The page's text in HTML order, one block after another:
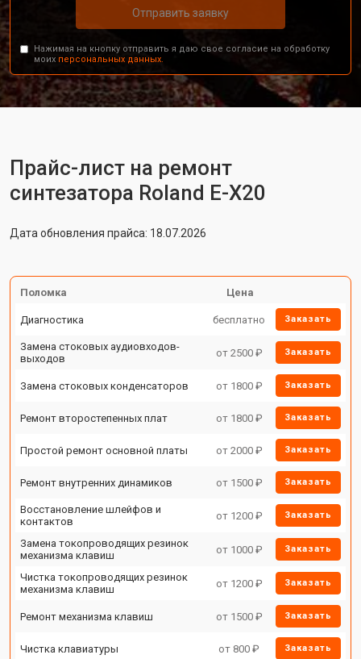
Отправить заявку
Нажимая на кнопку отправить я даю свое согласие на обработку
моих персональных данных.
Прайс-лист на ремонт
синтезатора Roland E-X20
Дата обновления прайса: 18.07.2026
Поломка Цена
Диагностика бесплатно Заказать
Замена стоковых аудиовходов-
выходов
от 2500 ₽ Заказать
Замена стоковых конденсаторов от 1800 ₽ Заказать
Ремонт второстепенных плат от 1800 ₽ Заказать
Простой ремонт основной платы от 2000 ₽ Заказать
Ремонт внутренних динамиков от 1500 ₽ Заказать
Восстановление шлейфов и
контактов
от 1200 ₽ Заказать
Замена токопроводящих резинок
механизма клавиш
от 1000 ₽ Заказать
Чистка токопроводящих резинок
механизма клавиш
от 1200 ₽ Заказать
Ремонт механизма клавиш от 1500 ₽ Заказать
Чистка клавиатуры от 800 ₽ Заказать